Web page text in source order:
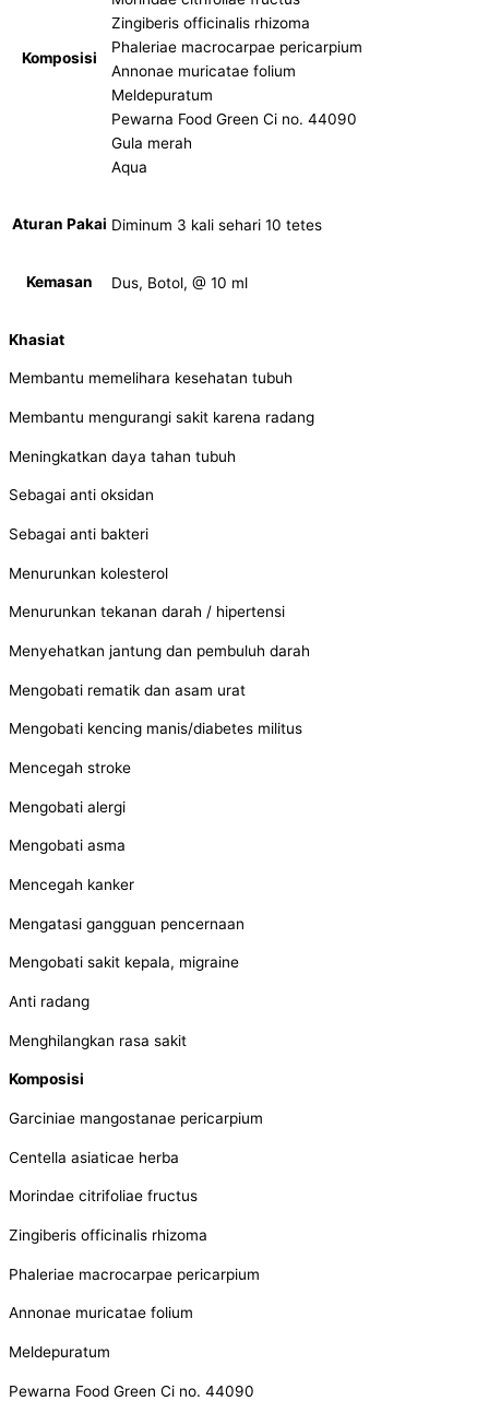
Komposisi
Zingiberis officinalis rhizoma
Phaleriae macrocarpae pericarpium
Annonae muricatae folium
Meldepuratum
Pewarna Food Green Ci no. 44090
Gula merah
Aqua
Aturan Pakai Diminum 3 kali sehari 10 tetes
Kemasan Dus, Botol, @ 10 ml
Khasiat
Membantu memelihara kesehatan tubuh
Membantu mengurangi sakit karena radang
Meningkatkan daya tahan tubuh
Sebagai anti oksidan
Sebagai anti bakteri
Menurunkan kolesterol
Menurunkan tekanan darah / hipertensi
Menyehatkan jantung dan pembuluh darah
Mengobati rematik dan asam urat
Mengobati kencing manis/diabetes militus
Mencegah stroke
Mengobati alergi
Mengobati asma
Mencegah kanker
Mengatasi gangguan pencernaan
Mengobati sakit kepala, migraine
Anti radang
Menghilangkan rasa sakit
Komposisi
Garciniae mangostanae pericarpium
Centella asiaticae herba
Morindae citrifoliae fructus
Zingiberis officinalis rhizoma
Phaleriae macrocarpae pericarpium
Annonae muricatae folium
Meldepuratum
Pewarna Food Green Ci no. 44090